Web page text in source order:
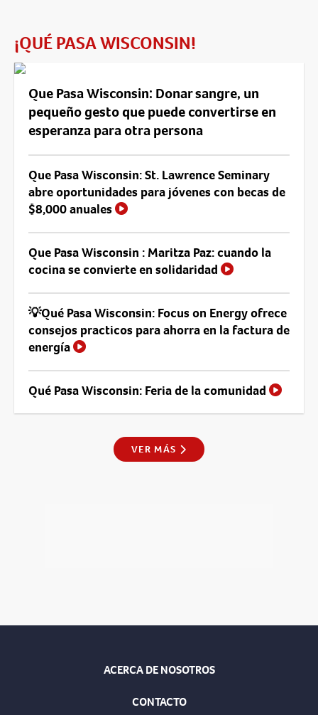
¡QUÉ PASA WISCONSIN!
Que Pasa Wisconsin: Donar sangre, un
pequeño gesto que puede convertirse en
esperanza para otra persona
Que Pasa Wisconsin: St. Lawrence Seminary
abre oportunidades para jóvenes con becas de
$8,000 anuales
Que Pasa Wisconsin : Maritza Paz: cuando la
cocina se convierte en solidaridad
💡Qué Pasa Wisconsin: Focus on Energy ofrece
consejos practicos para ahorra en la factura de
energía
Qué Pasa Wisconsin: Feria de la comunidad
VER MÁS
ACERCA DE NOSOTROS
CONTACTO